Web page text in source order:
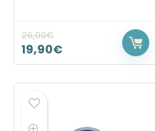
26,90€
19,90€